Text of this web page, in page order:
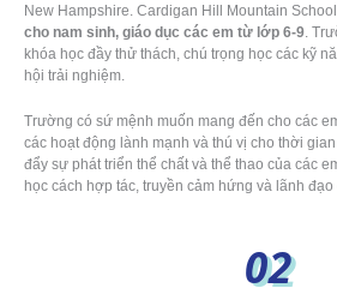
New Hampshire. Cardigan Hill Mountain
cho nam sinh, giáo dục các em từ lớp 6-9 .
khóa học đầy thử thách, chú trọng học các kỹ
hội trải nghiệm.
Trường có sứ mệnh muốn mang đến cho các
các hoạt động lành mạnh và thú vị cho thời
đẩy sự phát triển thể chất và thể thao của các
học cách hợp tác, truyền cảm hứng và lãnh
02